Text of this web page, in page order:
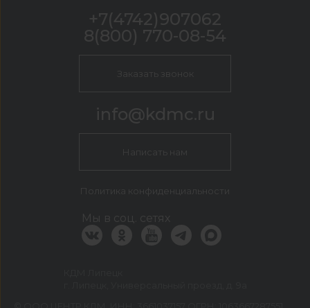
+7(4742)907062
8(800) 770-08-54
Заказать звонок
info@kdmc.ru
Написать нам
Политика конфиденциальности
Мы в соц. сетях